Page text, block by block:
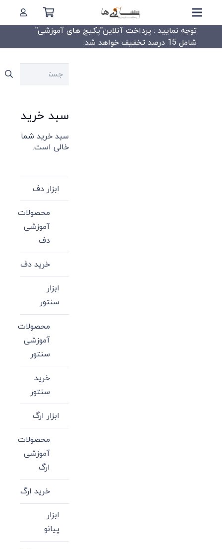
توجه نمایید : پرداخت آنلاین”پکیج های آموزشی”
شامل 15 درصد تخفیف خواهد شد.
جستجو
سبد خرید
سبد خرید شما
خالی است.
ابزار دف
محصولات
آموزشی
دف
خرید دف
ابزار
سنتور
محصولات
آموزشی
سنتور
خرید
سنتور
ابزار ارگ
محصولات
آموزشی
ارگ
خرید ارگ
ابزار
پیانو